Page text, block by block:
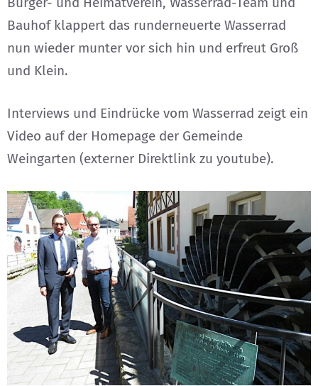
Bauhof klappert das runderneuerte Wasserrad
nun wieder munter vor sich hin und erfreut Groß
und Klein.
Interviews und Eindrücke vom Wasserrad zeigt ein
Video auf der Homepage der Gemeinde
Weingarten (externer Direktlink zu youtube).